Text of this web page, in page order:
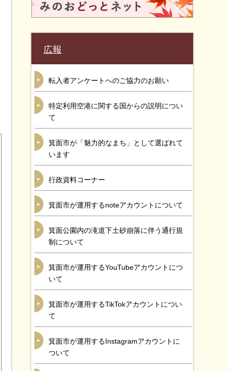
広報
転入者アンケートへのご協力のお願い
特定利用空港に関する国からの説明につい
て
箕面市が「魅力的なまち」として選ばれて
います
行政資料コーナー
箕面市が運用するnoteアカウントについて
箕面公園内の滝道下土砂崩落に伴う通行規
制について
箕面市が運用するYouTubeアカウントにつ
いて
箕面市が運用するTikTokアカウントについ
て
箕面市が運用するInstagramアカウントに
ついて